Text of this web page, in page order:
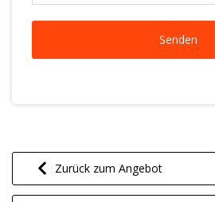
Zurück zum Angebot